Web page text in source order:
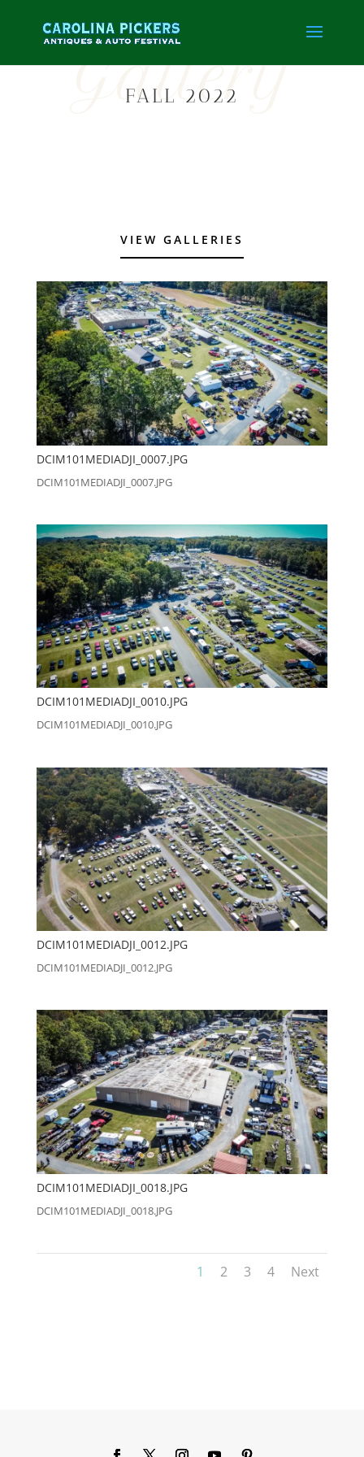
Gallery
FALL 2022
VIEW GALLERIES
DCIM101MEDIADJI_0007.JPG
DCIM101MEDIADJI_0007.JPG
DCIM101MEDIADJI_0010.JPG
DCIM101MEDIADJI_0010.JPG
DCIM101MEDIADJI_0012.JPG
DCIM101MEDIADJI_0012.JPG
DCIM101MEDIADJI_0018.JPG
DCIM101MEDIADJI_0018.JPG
1 2 3 4 Next